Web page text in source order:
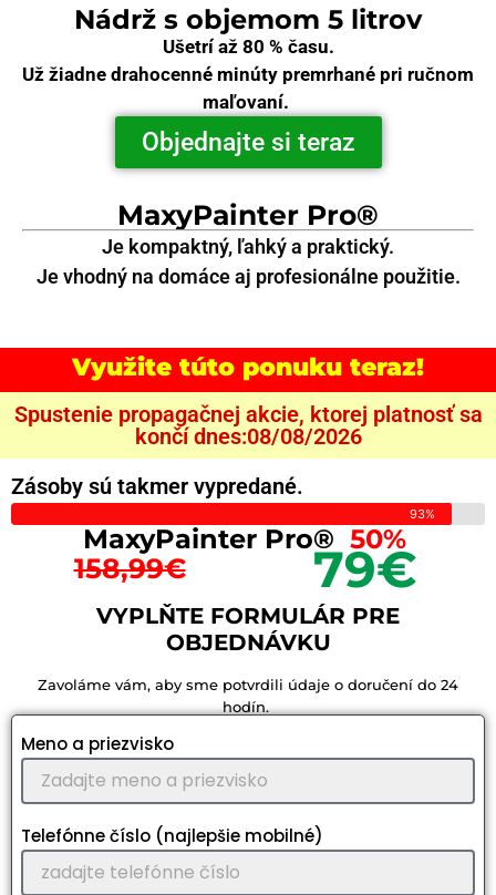
Nádrž s objemom 5 litrov
Ušetrí až 80 % času.
Už žiadne drahocenné minúty premrhané pri ručnom
maľovaní.
Objednajte si teraz
MaxyPainter Pro®
Je kompaktný, ľahký a praktický.
Je vhodný na domáce aj profesionálne použitie.
Využite túto ponuku teraz!
Spustenie propagačnej akcie, ktorej platnosť sa
končí dnes:08/08/2026
Zásoby sú takmer vypredané.
93%
MaxyPainter Pro®​ 50%
158,99€ 79€
VYPLŇTE FORMULÁR PRE
OBJEDNÁVKU
Zavoláme vám, aby sme potvrdili údaje o doručení do 24
hodín.
Meno a priezvisko
Telefónne číslo (najlepšie mobilné)